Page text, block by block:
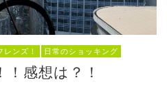
レンズ！ 日常のショッキング
感想は？！